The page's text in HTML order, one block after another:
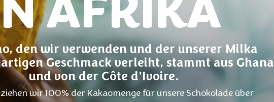
AFRIKA
den wir verwenden und der unserer Milka
Geschmack verleiht, stammt aus Ghana
und von der Côte d'Ivoire.
wir 100% der Kakaomenge für unsere Schokolade über